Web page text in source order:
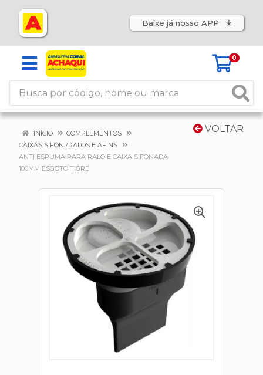
Baixe já nosso APP
0
VOLTAR
INÍCIO
COMPLEMENTOS
CAIXAS SIFON./RALOS E AFINS
ANTI ESPUMA PARA RALO E CAIXA SIFONADA
100MM ESGOTO TIGRE